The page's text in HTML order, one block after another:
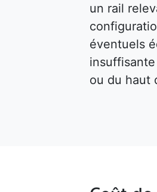
un rail
éventuels
ou du haut